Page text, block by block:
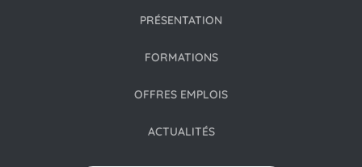
PRÉSENTATION
FORMATIONS
OFFRES EMPLOIS
ACTUALITÉS